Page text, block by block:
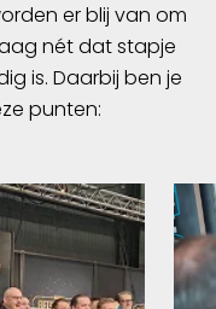
er blij van om
nét dat stapje
is. Daarbij ben je
punten: